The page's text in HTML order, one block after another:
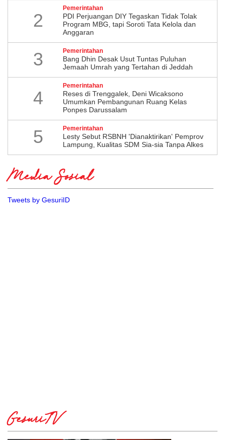
2
Pemerintahan
PDI Perjuangan DIY Tegaskan Tidak Tolak
Program MBG, tapi Soroti Tata Kelola dan
Anggaran
3 Pemerintahan
Bang Dhin Desak Usut Tuntas Puluhan
Jemaah Umrah yang Tertahan di Jeddah
4
Pemerintahan
​Reses di Trenggalek, Deni Wicaksono
Umumkan Pembangunan Ruang Kelas
Ponpes Darussalam
5 Pemerintahan
Lesty Sebut RSBNH 'Dianaktirikan' Pemprov
Lampung, Kualitas SDM Sia-sia Tanpa Alkes
Media Sosial
Tweets by GesuriID
GesuriTV